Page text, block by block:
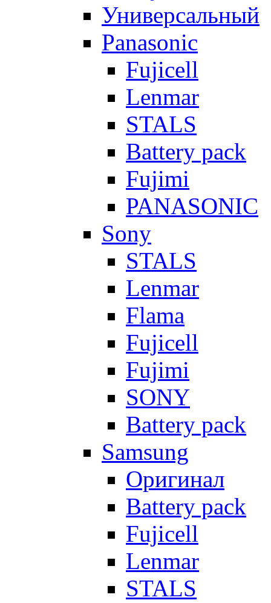
Универсальный
Panasonic
Fujicell
Lenmar
STALS
Battery pack
Fujimi
PANASONIC
Sony
STALS
Lenmar
Flama
Fujicell
Fujimi
SONY
Battery pack
Samsung
Оригинал
Battery pack
Fujicell
Lenmar
STALS